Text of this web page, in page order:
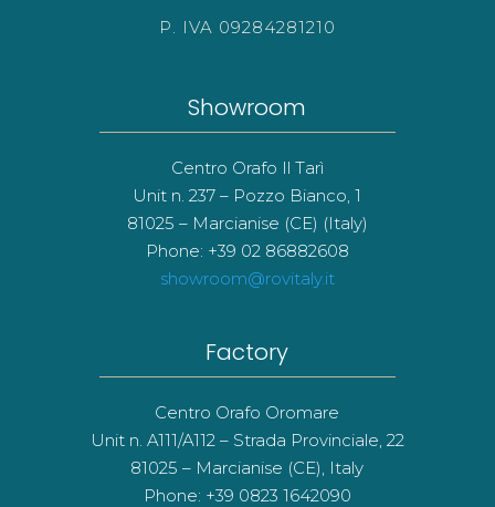
P. IVA 09284281210
Showroom
Centro Orafo Il Tarì
Unit n. 237 – Pozzo Bianco, 1
81025 – Marcianise (CE) (Italy)
Phone: +39 02 86882608
showroom@rovitaly.it
Factory
Centro Orafo Oromare
Unit n. A111/A112 – Strada Provinciale, 22
81025 – Marcianise (CE), Italy
Phone: +39 0823 1642090